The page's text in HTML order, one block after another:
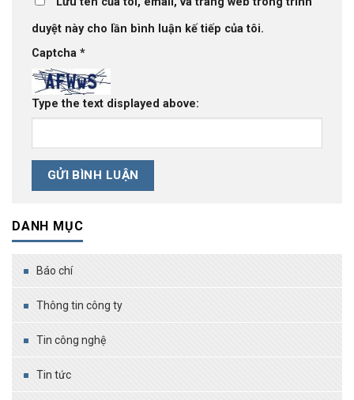
duyệt này cho lần bình luận kế tiếp của tôi.
Captcha *
Type the text displayed above:
DANH MỤC
Báo chí
Thông tin công ty
Tin công nghệ
Tin tức